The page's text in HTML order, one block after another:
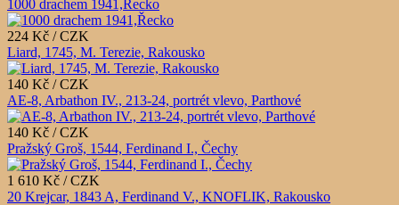
1000 drachem 1941,Řecko
224 Kč / CZK
Liard, 1745, M. Terezie, Rakousko
140 Kč / CZK
AE-8, Arbathon IV., 213-24, portrét vlevo, Parthové
140 Kč / CZK
Pražský Groš, 1544, Ferdinand I., Čechy
1 610 Kč / CZK
20 Krejcar, 1843 A, Ferdinand V., KNOFLIK, Rakousko